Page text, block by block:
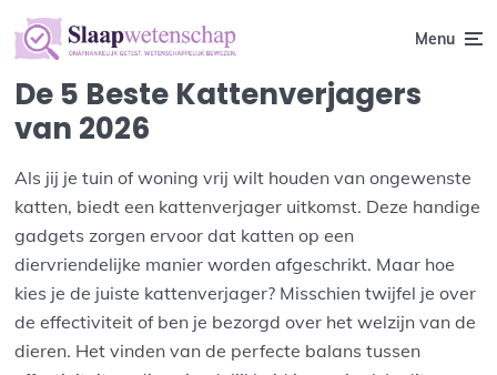
Menu
De 5 Beste Kattenverjagers
van 2026
Als jij je tuin of woning vrij wilt houden van ongewenste
katten, biedt een kattenverjager uitkomst. Deze handige
gadgets zorgen ervoor dat katten op een
diervriendelijke manier worden afgeschrikt. Maar hoe
kies je de juiste kattenverjager? Misschien twijfel je over
de effectiviteit of ben je bezorgd over het welzijn van de
dieren. Het vinden van de perfecte balans tussen